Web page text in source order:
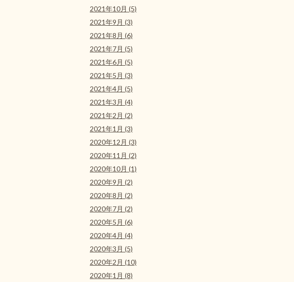
2021年10月 (5)
2021年9月 (3)
2021年8月 (6)
2021年7月 (5)
2021年6月 (5)
2021年5月 (3)
2021年4月 (5)
2021年3月 (4)
2021年2月 (2)
2021年1月 (3)
2020年12月 (3)
2020年11月 (2)
2020年10月 (1)
2020年9月 (2)
2020年8月 (2)
2020年7月 (2)
2020年5月 (6)
2020年4月 (4)
2020年3月 (5)
2020年2月 (10)
2020年1月 (8)